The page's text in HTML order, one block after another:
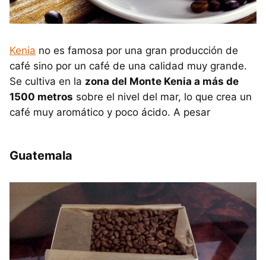
Kenia no es famosa por una gran producción de
café sino por un café de una calidad muy grande.
Se cultiva en la zona del Monte Kenia a más de
1500 metros sobre el nivel del mar, lo que crea un
café muy aromático y poco ácido. A pesar
Guatemala